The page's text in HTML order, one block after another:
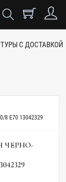
С ДОСТАВКОЙ
8 E70 13042329
ЧЕРНО-